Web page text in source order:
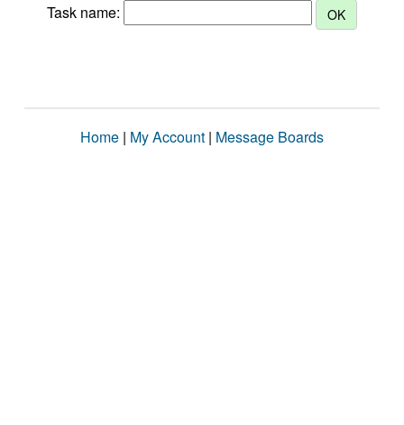
Task name:
Home | My Account | Message Boards